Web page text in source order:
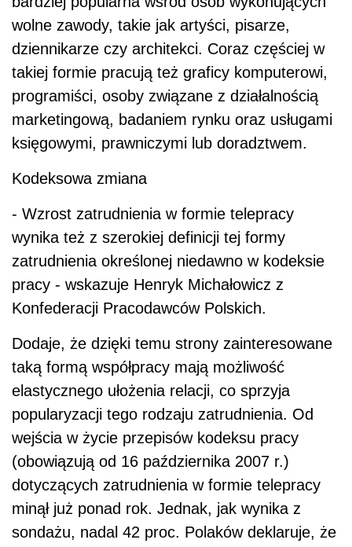
wolne zawody, takie jak artyści, pisarze,
dziennikarze czy architekci. Coraz częściej w
takiej formie pracują też graficy komputerowi,
programiści, osoby związane z działalnością
marketingową, badaniem rynku oraz usługami
księgowymi, prawniczymi lub doradztwem.
Kodeksowa zmiana
- Wzrost zatrudnienia w formie telepracy
wynika też z szerokiej definicji tej formy
zatrudnienia określonej niedawno w kodeksie
pracy - wskazuje Henryk Michałowicz z
Konfederacji Pracodawców Polskich.
Dodaje, że dzięki temu strony zainteresowane
taką formą współpracy mają możliwość
elastycznego ułożenia relacji, co sprzyja
popularyzacji tego rodzaju zatrudnienia. Od
wejścia w życie przepisów kodeksu pracy
(obowiązują od 16 października 2007 r.)
dotyczących zatrudnienia w formie telepracy
minął już ponad rok. Jednak, jak wynika z
sondażu, nadal 42 proc. Polaków deklaruje, że